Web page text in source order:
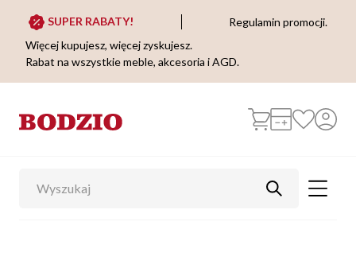
SUPER RABATY!
Regulamin promocji.
Więcej kupujesz, więcej zyskujesz.
Rabat na wszystkie meble, akcesoria i AGD.